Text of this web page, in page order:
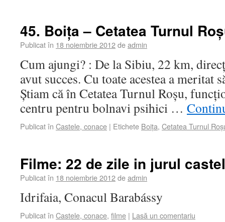
45. Boița – Cetatea Turnul
Publicat în 18 noiembrie 2012deadmin
Cum ajungi? : De la Sibiu, 22 km,
avut succes. Cu toate acestea a meritat
Știam că în Cetatea Turnul Roșu,
centru pentru bolnavi psihici …
Publicat în Castele, conace | Etichete Boița, Cetatea Turnul
Filme: 22 de zile in jurul
Publicat în 18 noiembrie 2012deadmin
Idrifaia, Conacul Barabássy
Publicat în Castele, conace, filme | Lasă un comentariu